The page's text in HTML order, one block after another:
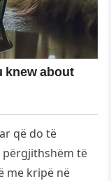
që do të
të
me kripë në